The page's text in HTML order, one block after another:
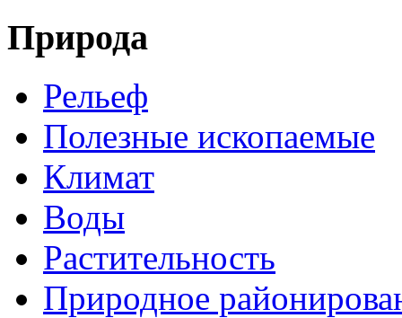
Природа
Рельеф
Полезные ископаемые
Климат
Воды
Растительность
Природное